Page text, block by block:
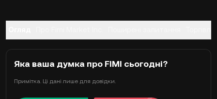
Яка ваша думка про FIMI сьогодні?
Примітка. Ці дані лише для довідки.